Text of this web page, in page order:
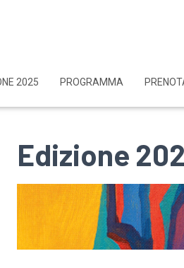
2025 PROGRAMMA
Edizione